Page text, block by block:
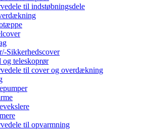
til indstøbningsdele
Sikkerhedscover
og teleskoprør
til cover og overdækning
til opvarmning